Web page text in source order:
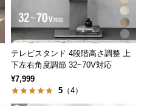
テレビスタンド 4段階高さ調整 上
下左右角度調節 32~70V対応
¥7,999
5 （4）